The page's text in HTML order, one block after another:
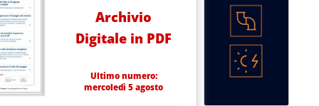
Archivio
Digitale in PDF
Ultimo numero:
mercoledì 5 agosto